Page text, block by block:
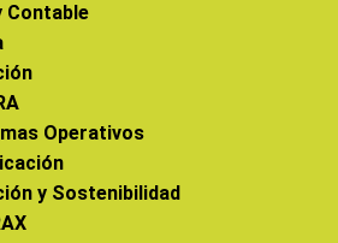
Contable
Operativos
y Sostenibilidad